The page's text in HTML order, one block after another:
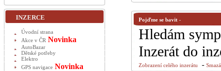
Pojďme se bavit -
Hledám
Inzerát do
Zobrazení celého inzerátu -
INZERCE
Úvodní strana
Akce v ČR Novinka
AutoBazar
Dětské potřeby
Elektro
GPS navigace Novinka